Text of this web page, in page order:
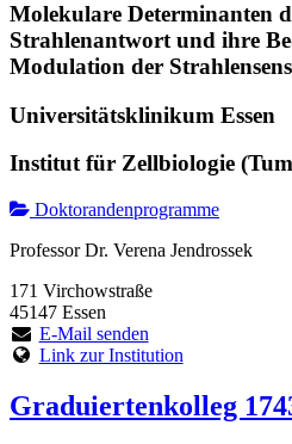
Molekulare Determinanten
Strahlenantwort und ihre
Modulation der
Universitätsklinikum Essen
Institut für Zellbiologie
Doktorandenprogramme
Professor Dr. Verena Jendrossek
171 Virchowstraße
45147 Essen
E-Mail senden
Link zur Institution
Graduiertenkolleg